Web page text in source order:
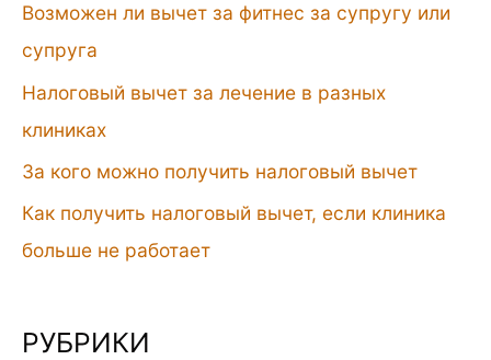
Возможен ли вычет за фитнес за супругу или
супруга
Налоговый вычет за лечение в разных
клиниках
За кого можно получить налоговый вычет
Как получить налоговый вычет, если клиника
больше не работает
РУБРИКИ